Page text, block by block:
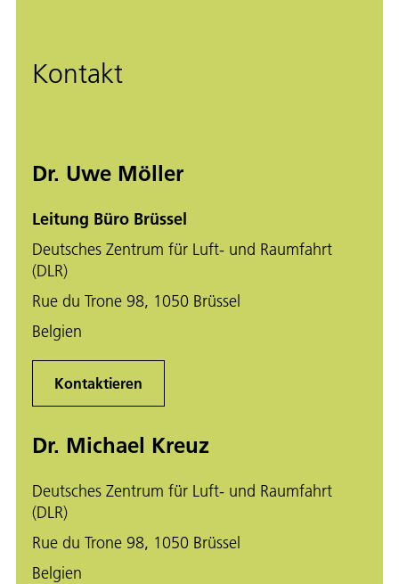
Kontakt
Dr. Uwe Möller
Leitung Büro Brüssel
Deutsches Zentrum für Luft- und Raumfahrt
(DLR)
Rue du Trone 98, 1050 Brüssel
Belgien
Kontaktieren
Dr. Michael Kreuz
Deutsches Zentrum für Luft- und Raumfahrt
(DLR)
Rue du Trone 98, 1050 Brüssel
Belgien